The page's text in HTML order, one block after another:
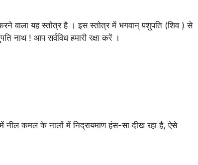
वाला यह स्तोत्र है । इस स्तोत्र में भगवान् पशुपति (शिव ) से
नाथ ! आप सर्वविध हमारी रक्षा करें ।
कमल के नालों में निद्रायमाण हंस-सा दीख रहा है, ऐसे